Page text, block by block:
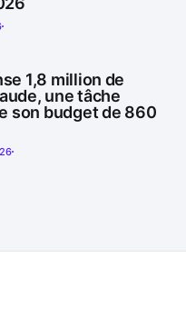
1,8 million de
une tâche
son budget de 860